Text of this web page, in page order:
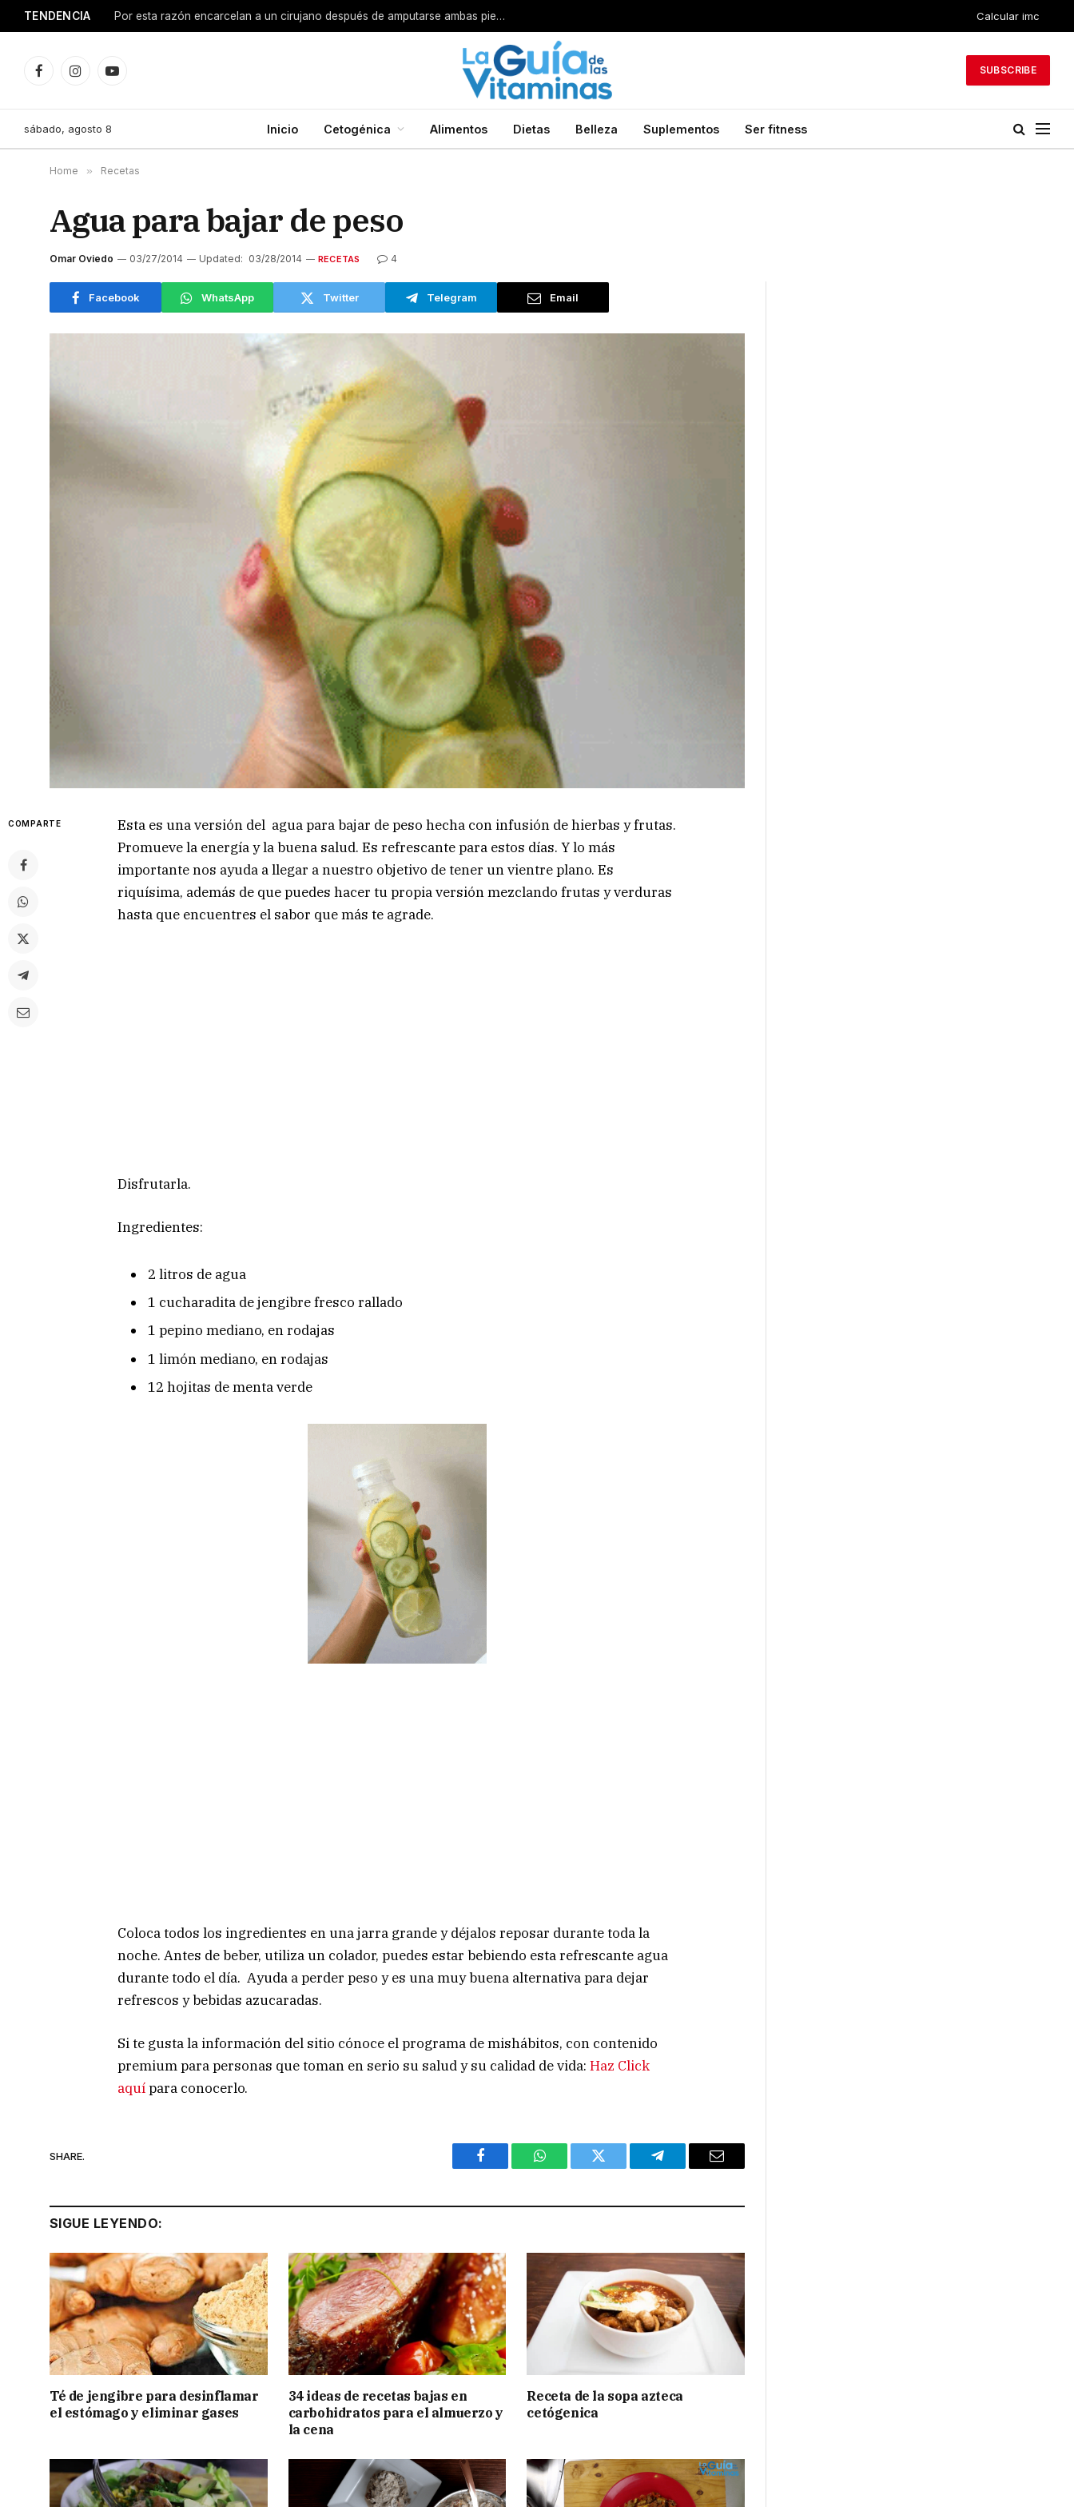
TENDENCIA Por esta razón encarcelan a un cirujano después de amputarse ambas piernas Calcular imc
FacebookInstagramYouTube
SUBSCRIBE
sábado, agosto 8 Inicio Cetogénica Alimentos Dietas Belleza Suplementos Ser fitness
Home » Recetas
Agua para bajar de peso
Omar Oviedo 03/27/2014 Updated: 03/28/2014 RECETAS 4
Facebook WhatsApp Twitter Telegram Email
COMPARTE
Esta es una versión del agua para bajar de peso hecha con infusión de hierbas y frutas.
Promueve la energía y la buena salud. Es refrescante para estos días. Y lo más
importante nos ayuda a llegar a nuestro objetivo de tener un vientre plano. Es
riquísima, además de que puedes hacer tu propia versión mezclando frutas y verduras
hasta que encuentres el sabor que más te agrade.
Disfrutarla.
Ingredientes:
2 litros de agua
1 cucharadita de jengibre fresco rallado
1 pepino mediano, en rodajas
1 limón mediano, en rodajas
12 hojitas de menta verde
Coloca todos los ingredientes en una jarra grande y déjalos reposar durante toda la
noche. Antes de beber, utiliza un colador, puedes estar bebiendo esta refrescante agua
durante todo el día. Ayuda a perder peso y es una muy buena alternativa para dejar
refrescos y bebidas azucaradas.
Si te gusta la información del sitio cónoce el programa de mishábitos, con contenido
premium para personas que toman en serio su salud y su calidad de vida: Haz Click
aquípara conocerlo.
SHARE.
Facebook WhatsAppTwitter Telegram Email
SIGUE LEYENDO:
Té de jengibre para desinflamar
el estómago y eliminar gases
34 ideas de recetas bajas en
carbohidratos para el almuerzo y
la cena
Receta de la sopa azteca
cetógenica